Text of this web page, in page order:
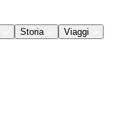
Storia Viaggi